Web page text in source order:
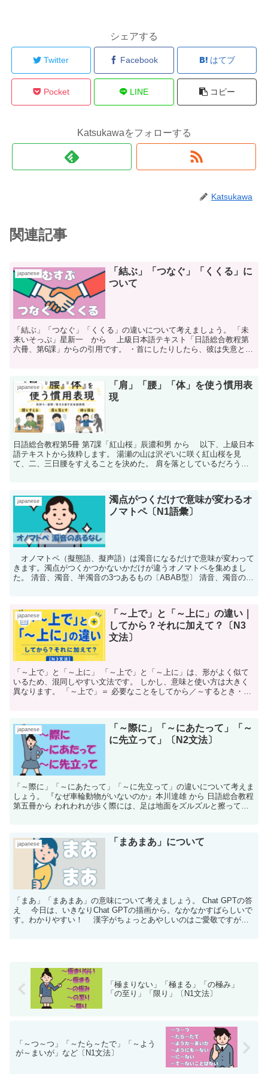
シェアする
Twitter Facebook はてブ
Pocket LINE コピー
Katsukawaをフォローする
Katsukawa
関連記事
japanese
「結ぶ」「つなぐ」「くくる」に
ついて
「結ぶ」「つなぐ」「くくる」の違いについて考えましょう。 「未
来いそっぷ」星新一 から 上級日本語テキスト「日語総合教程第
六冊、第6課」からの引用です。 ・首にしたりしたら、彼は失意と絶
japanese
「肩」「腰」「体」を使う慣用表
現
日語総合教程第5冊 第7課「紅山桜」辰濃和男 から 以下、上級日本
語テキストから抜粋します。 湯瀬の山は沢ぞいに咲く紅山桜を見
て、二、三日腰をすえることを決めた。 肩を落としているだろうと
japanese
濁点がつくだけで意味が変わるオ
ノマトペ〔N1語彙〕
オノマトペ（擬態語、擬声語）は濁音になるだけで意味が変わって
きます。濁点がつくかつかないかだけが違うオノマトペを集めまし
た。 清音、濁音、半濁音の3つあるもの〔ABAB型〕 清音、濁音の2
japanese
「～上で」と「～上に」の違い｜
してから？それに加えて？〔N3
文法〕
「～上で」と「～上に」 「～上で」と「～上に」は、形がよく似て
いるため、混同しやすい文法です。 しかし、意味と使い方は大きく
異なります。 「～上で」＝ 必要なことをしてから／～するとき・～
japanese
「～際に」「～にあたって」「～
に先立って」〔N2文法〕
「～際に」「～にあたって」「～に先立って」の違いについて考えま
しょう。 『なぜ車輪動物がいないのか』本川達雄 から 日語総合教程
第五冊から われわれが歩く際には、足は地面をズルズルと擦って歩
japanese 「まあまあ」について
「まあ」「まあまあ」の意味について考えましょう。 Chat GPTの答
え 今日は、いきなりChat GPTの描画から。なかなかすばらしいで
す。わかりやすい！ 漢字がちょっとあやしいのはご愛敬ですが、
「極まりない」「極まる」「の極み」
「の至り」「限り」〔N1文法〕
「～つ～つ」「～たら～たで」「～よう
が～まいが」など〔N1文法〕